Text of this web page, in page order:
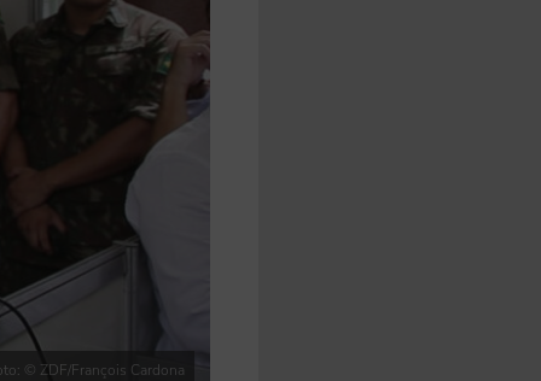
© ZDF/François Cardona